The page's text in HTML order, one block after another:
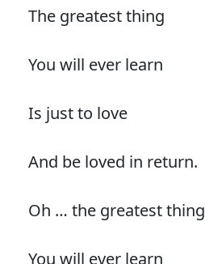
The greatest thing
You will ever learn
Is just to love
And be loved in return.
Oh … the greatest thing
You will ever learn